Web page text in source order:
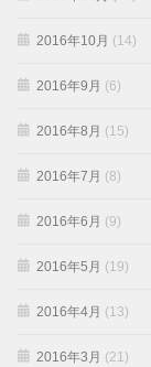
2016年10月 (14)
2016年9月 (6)
2016年8月 (15)
2016年7月 (8)
2016年6月 (9)
2016年5月 (19)
2016年4月 (13)
2016年3月 (21)